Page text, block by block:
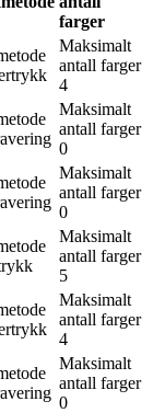
farger
Maksimalt
antall farger
4
Maksimalt
antall farger
0
Maksimalt
antall farger
0
Maksimalt
antall farger
5
Maksimalt
antall farger
4
Maksimalt
antall farger
0